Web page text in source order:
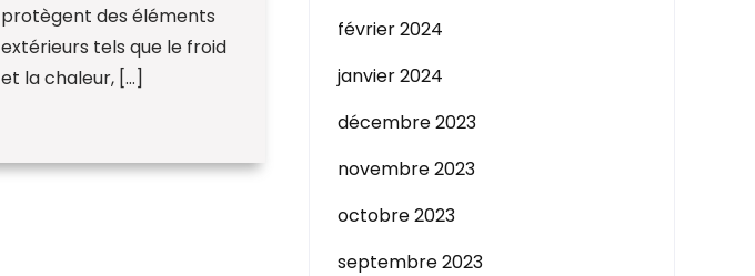
protègent des éléments
extérieurs tels que le froid
et la chaleur, […]
février 2024
janvier 2024
décembre 2023
novembre 2023
octobre 2023
septembre 2023